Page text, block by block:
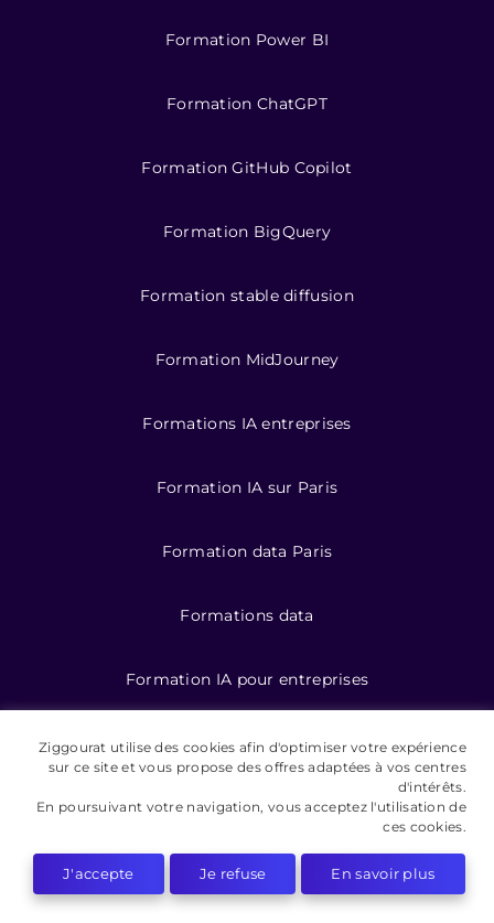
Formation Power BI
Formation ChatGPT
Formation GitHub Copilot
Formation BigQuery
Formation stable diffusion
Formation MidJourney
Formations IA entreprises
Formation IA sur Paris
Formation data Paris
Formations data
Formation IA pour entreprises
©️ 2026 Ziggourat formations
Mentions légales
Conditions Générales de Vente
Ziggourat utilise des cookies afin d'optimiser votre expérience
sur ce site et vous propose des offres adaptées à vos centres
d'intérêts.
En poursuivant votre navigation, vous acceptez l'utilisation de
ces cookies.
J'accepte Je refuse En savoir plus